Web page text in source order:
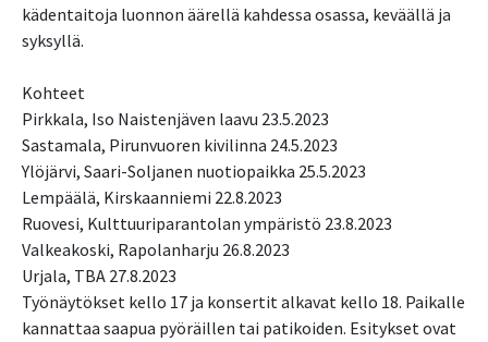
kädentaitoja luonnon äärellä kahdessa osassa, keväällä ja
syksyllä.
Kohteet
Pirkkala, Iso Naistenjäven laavu 23.5.2023
Sastamala, Pirunvuoren kivilinna 24.5.2023
Ylöjärvi, Saari-Soljanen nuotiopaikka 25.5.2023
Lempäälä, Kirskaanniemi 22.8.2023
Ruovesi, Kulttuuriparantolan ympäristö 23.8.2023
Valkeakoski, Rapolanharju 26.8.2023
Urjala, TBA 27.8.2023
Työnäytökset kello 17 ja konsertit alkavat kello 18. Paikalle
kannattaa saapua pyöräillen tai patikoiden. Esitykset ovat